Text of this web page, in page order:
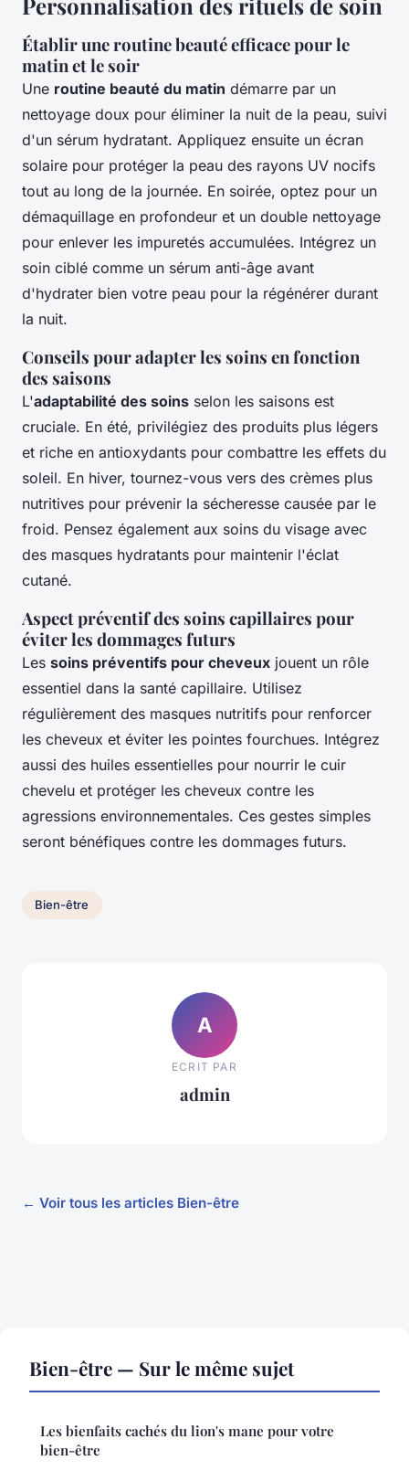
Établir une routine beauté efficace pour le
matin et le soir
Une routine beauté du matin démarre par un
nettoyage doux pour éliminer la nuit de la peau, suivi
d'un sérum hydratant. Appliquez ensuite un écran
solaire pour protéger la peau des rayons UV nocifs
tout au long de la journée. En soirée, optez pour un
démaquillage en profondeur et un double nettoyage
pour enlever les impuretés accumulées. Intégrez un
soin ciblé comme un sérum anti-âge avant
d'hydrater bien votre peau pour la régénérer durant
la nuit.
Conseils pour adapter les soins en fonction
des saisons
L'adaptabilité des soins selon les saisons est
cruciale. En été, privilégiez des produits plus légers
et riche en antioxydants pour combattre les effets du
soleil. En hiver, tournez-vous vers des crèmes plus
nutritives pour prévenir la sécheresse causée par le
froid. Pensez également aux soins du visage avec
des masques hydratants pour maintenir l'éclat
cutané.
Aspect préventif des soins capillaires pour
éviter les dommages futurs
Les soins préventifs pour cheveux jouent un rôle
essentiel dans la santé capillaire. Utilisez
régulièrement des masques nutritifs pour renforcer
les cheveux et éviter les pointes fourchues. Intégrez
aussi des huiles essentielles pour nourrir le cuir
chevelu et protéger les cheveux contre les
agressions environnementales. Ces gestes simples
seront bénéfiques contre les dommages futurs.
Bien-être
A
ECRIT PAR
admin
← Voir tous les articles Bien-être
Bien-être — Sur le même sujet
Les bienfaits cachés du lion's mane pour votre
bien-être